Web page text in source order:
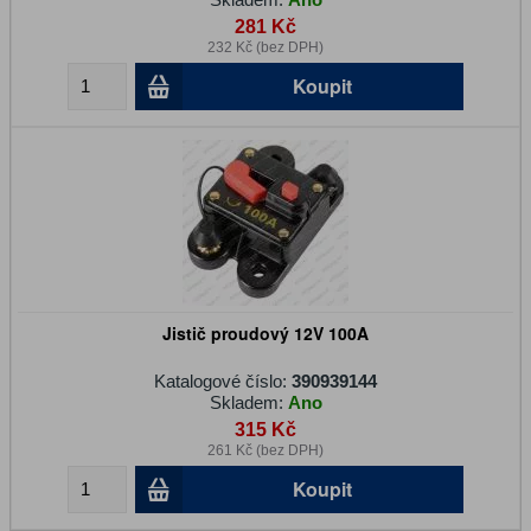
281 Kč
232 Kč (bez DPH)
Koupit
Jistič proudový 12V 100A
Katalogové číslo: 390939144
Skladem: Ano
315 Kč
261 Kč (bez DPH)
Koupit